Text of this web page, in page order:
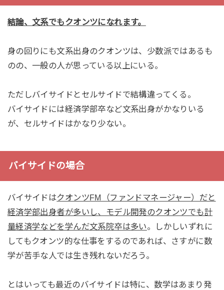
結論、文系でもクオンツになれます。
身の回りにも文系出身のクオンツは、少数派ではあるも
のの、一般の人が思っている以上にいる。
ただしバイサイドとセルサイドで結構違ってくる。
バイサイドには経済学部卒など文系出身がかなりいる
が、セルサイドはかなり少ない。
バイサイドの場合
バイサイドはクオンツFM（ファンドマネージャー）だと
経済学部出身者が多いし、モデル開発のクオンツでも計
量経済学などを学んだ文系院卒は多い。しかしいずれに
してもクオンツ的な仕事をするのであれば、さすがに数
学が苦手な人では生き残れないだろう。
とはいっても最近のバイサイドは特に、数学はあまり発